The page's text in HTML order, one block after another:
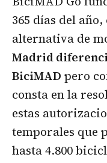
365 días del
alternativa de
Madrid
BiciMAD pero
consta en la
estas
temporales que
hasta 4.800